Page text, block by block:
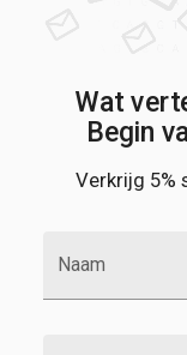
Wat
Begin
Verkrijg 5%
Naam